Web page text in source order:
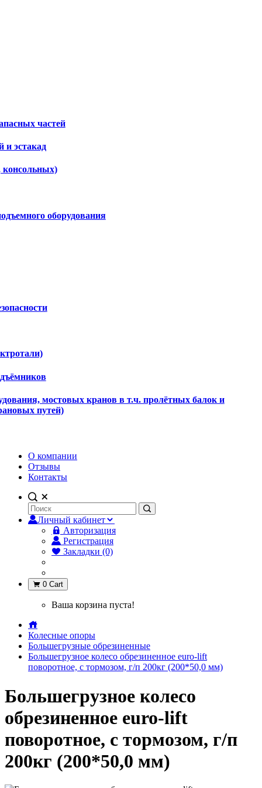
частей
и эстакад
консольных)
оборудования
мостовых кранов в т.ч. пролётных балок и
путей)
О компании
Отзывы
Контакты
Личный кабинет
Авторизация
Регистрация
Закладки (0)
0 Cart
Ваша корзина пуста!
Колесные опоры
Большегрузные обрезиненные
Большегрузное колесо обрезиненное euro-lift
поворотное, с тормозом, г/п 200кг (200*50,0 мм)
Большегрузное колесо
обрезиненное euro-lift
поворотное, с тормозом, г/п
200кг (200*50,0 мм)